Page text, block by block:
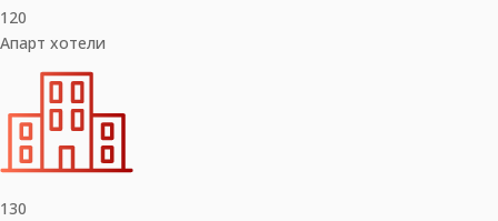
120
Апарт хотели
130